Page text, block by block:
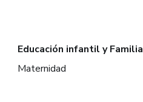
Educación infantil y Familia
Maternidad